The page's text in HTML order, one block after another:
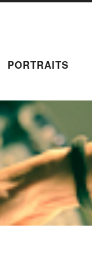
PORTRAITS